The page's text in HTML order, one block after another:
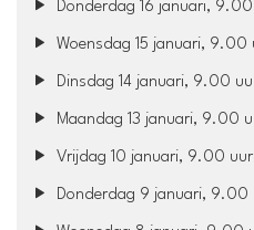
Donderdag 16 januari,
Woensdag 15 januari, 9.00
Dinsdag 14 januari, 9.00
Maandag 13 januari, 9.00
Vrijdag 10 januari, 9.00 uur
Donderdag 9 januari, 9.00